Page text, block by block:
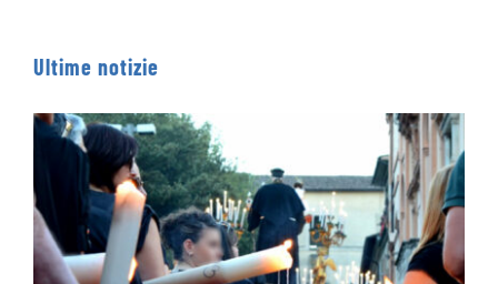
Ultime notizie
Processione dei Ceri 2026 – IL PERCORSO